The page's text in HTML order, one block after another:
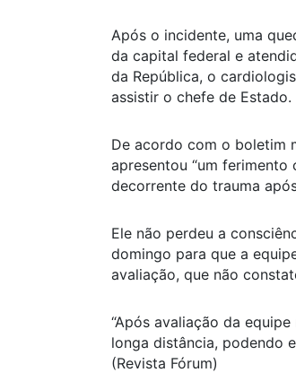
Após o incidente, uma
da capital federal e
da República, o
assistir o chefe de Estado.
De acordo com o boletim
apresentou “um
decorrente do trauma
Ele não perdeu a
domingo para que a
avaliação, que não
“Após avaliação da
longa distância, podendo
(Revista Fórum)